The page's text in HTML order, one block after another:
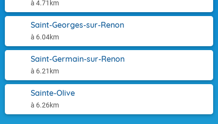
à 4.71km
Saint-Georges-sur-Renon
à 6.04km
Saint-Germain-sur-Renon
à 6.21km
Sainte-Olive
à 6.26km